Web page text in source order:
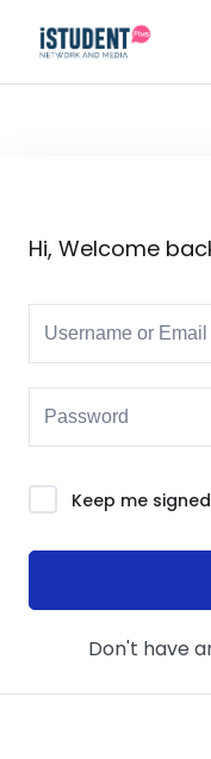
Hi, Welcome
Keep me
Don't have